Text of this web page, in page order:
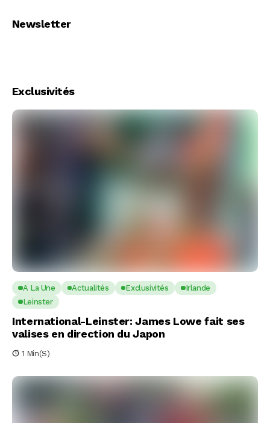
Newsletter
Exclusivités
A La Une Actualités Exclusivités
Irlande
Leinster
International-Leinster: James Lowe fait ses
valises en direction du Japon
1 Min(s)